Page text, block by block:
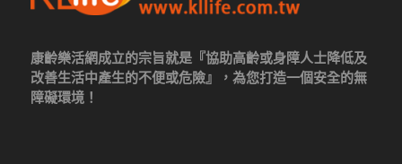
康齡樂活網成立的宗旨就是『協助高齡或身障人士降低及
改善生活中產生的不便或危險』，為您打造一個安全的無
障礙環境！